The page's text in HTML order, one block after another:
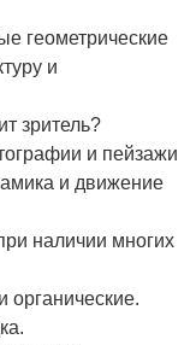
геометрические
и
зритель?
и пейзажи
и движение
наличии многих
органические.